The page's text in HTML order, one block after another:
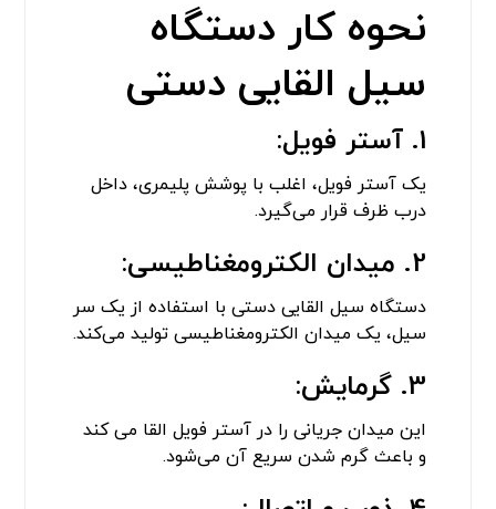
نحوه کار دستگاه
سیل القایی دستی
1. آستر فویل:
یک آستر فویل، اغلب با پوشش پلیمری، داخل
درب ظرف قرار می‌گیرد.
2. میدان الکترومغناطیسی:
دستگاه سیل القایی دستی با استفاده از یک سر
سیل، یک میدان الکترومغناطیسی تولید می‌کند.
3. گرمایش:
این میدان جریانی را در آستر فویل القا می ‌کند
و باعث گرم شدن سریع آن می‌شود.